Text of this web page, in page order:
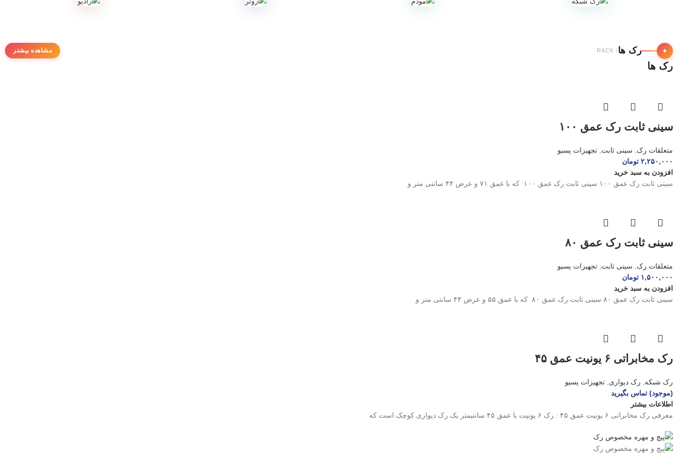
✦ رک ها/ RACK مشاهده بیشتر
رک ها
سینی ثابت رک عمق ۱۰۰
متعلقات رک سینی ثابت تجهیزات پسیو
۲,۲۵۰,۰۰۰ تومان
افزودن به سبد خرید
سینی ثابت رک عمق ۱۰۰ سینی ثابت رک عمق ۱۰۰ که با عمق ۷۱ و عرض ۴۴ سانتی متر و
سینی ثابت رک عمق ۸۰
متعلقات رک سینی ثابت تجهیزات پسیو
۱,۵۰۰,۰۰۰ تومان
افزودن به سبد خرید
سینی ثابت رک عمق ۸۰ سینی ثابت رک عمق ۸۰ که با عمق ۵۵ و عرض ۴۴ سانتی متر و
رک مخابراتی ۶ یونیت عمق ۴۵
رک شبکه رک دیواری تجهیزات پسیو
(موجود) تماس بگیرید
اطلاعات بیشتر
معرفی رک مخابراتی ۶ یونیت عمق ۴۵ : رک ۶ یونیت با عمق ۴۵ سانتیمتر یک رک دیواری کوچک است که